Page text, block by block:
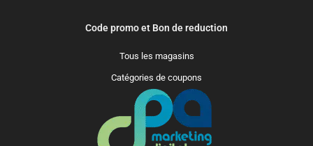
Code promo et Bon de reduction
Tous les magasins
Catégories de coupons